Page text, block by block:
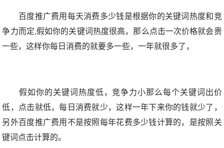
百度推广费用每天消费多少钱是根据你的关键词热度和竞
争力而定,假如你的关键词热度很高，那么点击一次价格就会贵
一些，这样你每日消费的就要多一些，一年就很多了，
假如你的关键词热度低，竞争力小那么每个关键词出价
低，点击就低，每日消费就少，这样一年下来你的钱就少了，
另外百度推广费用不是按照每年花费多少钱计算的，是按照关
键词点击计算的。